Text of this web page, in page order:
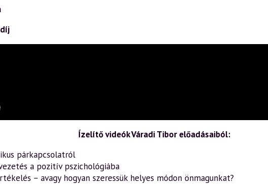
Ízelítő videók Váradi Tibor előadásaiból:
párkapcsolatról
a pozitív pszichológiába
– avagy hogyan szeressük helyes módon önmagunkat?